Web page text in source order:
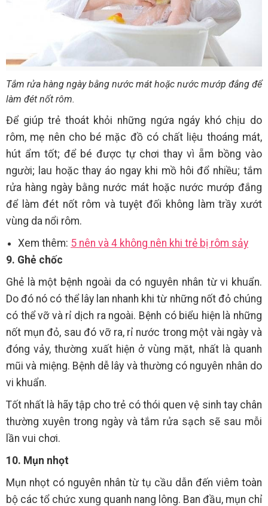
Tắm rửa hàng ngày bằng nước mát hoặc nước mướp đắng để
làm đét nốt rôm.
Để giúp trẻ thoát khỏi những ngứa ngáy khó chịu do
rôm, mẹ nên cho bé mặc đồ có chất liệu thoáng mát,
hút ẩm tốt; để bé được tự chơi thay vì ẵm bồng vào
người; lau hoặc thay áo ngay khi mồ hôi đổ nhiều; tắm
rửa hàng ngày bằng nước mát hoặc nước mướp đắng
để làm đét nốt rôm và tuyệt đối không làm trầy xướt
vùng da nổi rôm.
Xem thêm: 5 nên và 4 không nên khi trẻ bị rôm sảy
9. Ghẻ chốc
Ghẻ là một bệnh ngoài da có nguyên nhân từ vi khuẩn.
Do đó nó có thể lây lan nhanh khi từ những nốt đỏ chúng
có thể vỡ và rỉ dịch ra ngoài. Bệnh có biểu hiện là những
nốt mụn đỏ, sau đó vỡ ra, rỉ nước trong một vài ngày và
đóng vảy, thường xuất hiện ở vùng mặt, nhất là quanh
mũi và miệng. Bệnh dễ lây và thường có nguyên nhân do
vi khuẩn.
Tốt nhất là hãy tập cho trẻ có thói quen vệ sinh tay chân
thường xuyên trong ngày và tắm rửa sạch sẽ sau mỗi
lần vui chơi.
10. Mụn nhọt
Mụn nhọt có nguyên nhân từ tụ cầu dẫn đến viêm toàn
bộ các tổ chức xung quanh nang lông. Ban đầu, mụn chỉ